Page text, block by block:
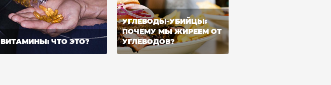
ВИТАМИНЫ: ЧТО ЭТО?
УГЛЕВОДЫ-УБИЙЦЫ:
ПОЧЕМУ МЫ ЖИРЕЕМ ОТ
УГЛЕВОДОВ?